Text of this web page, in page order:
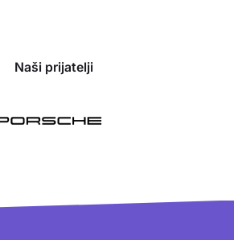
Naši prijatelji